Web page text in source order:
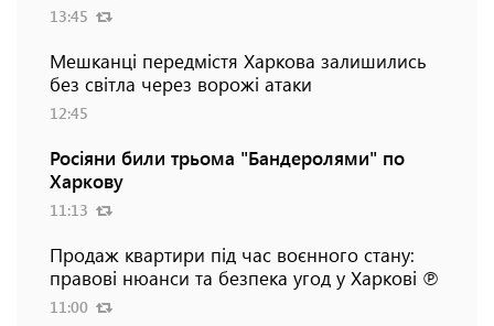
13:45
Мешканці передмістя Харкова залишились
без світла через ворожі атаки
12:45
Росіяни били трьома "Бандеролями" по
Харкову
11:13
Продаж квартири під час воєнного стану:
правові нюанси та безпека угод у Харкові ℗
11:00